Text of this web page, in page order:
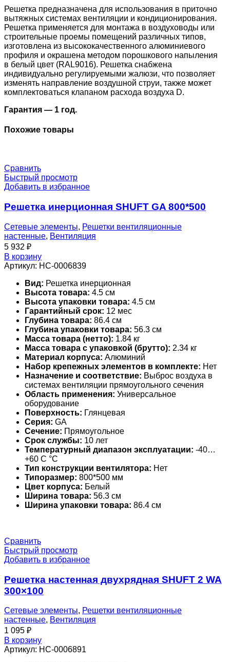
Решетка предназначена для использования в приточно
вытяжных системах вентиляции и кондиционирования.
Решетка применяется для монтажа в воздуховоды или
строительные проемы помещений различных типов,
изготовлена из высококачественного алюминиевого
профиля и окрашена методом порошкового напыления
в белый цвет (RAL9016). Решетка снабжена
индивидуально регулируемыми жалюзи, что позволяет
изменять направление воздушной струи, также может
комплектоваться клапаном расхода воздуха D.
Гарантия — 1 год.
Похожие товары
Сравнить
Быстрый просмотр
Добавить в избранное
Решетка инерционная SHUFT GA 800*500
Сетевые элементы, Решетки вентиляционные
настенные, Вентиляция
5 932 ₽
В корзину
Артикул: НС-0006839
Вид: Решетка инерционная
Высота товара: 4.5 см
Высота упаковки товара: 4.5 см
Гарантийный срок: 12 мес
Глубина товара: 86.4 см
Глубина упаковки товара: 56.3 см
Масса товара (нетто): 1.84 кг
Масса товара с упаковкой (брутто): 2.34 кг
Материал корпуса: Алюминий
Набор крепежных элементов в комплекте: Нет
Назначение и соответствие: Выброс воздуха в
системах вентиляции прямоугольного сечения
Область применения: Универсальное
оборудование
Поверхность: Глянцевая
Серия: GA
Сечение: Прямоугольное
Срок службы: 10 лет
Температурный диапазон эксплуатации: -40…
+60 С °С
Тип конструкции вентилятора: Нет
Типоразмер: 800*500 мм
Цвет корпуса: Белый
Ширина товара: 56.3 см
Ширина упаковки товара: 86.4 см
Сравнить
Быстрый просмотр
Добавить в избранное
Решетка настенная двухрядная SHUFT 2 WA
300×100
Сетевые элементы, Решетки вентиляционные
настенные, Вентиляция
1 095 ₽
В корзину
Артикул: НС-0006891